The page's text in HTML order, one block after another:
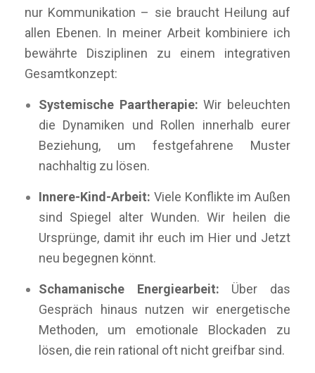
nur Kommunikation – sie braucht Heilung auf
allen Ebenen. In meiner Arbeit kombiniere ich
bewährte Disziplinen zu einem integrativen
Gesamtkonzept:
Systemische Paartherapie: Wir beleuchten
die Dynamiken und Rollen innerhalb eurer
Beziehung, um festgefahrene Muster
nachhaltig zu lösen.
Innere-Kind-Arbeit: Viele Konflikte im Außen
sind Spiegel alter Wunden. Wir heilen die
Ursprünge, damit ihr euch im Hier und Jetzt
neu begegnen könnt.
Schamanische Energiearbeit: Über das
Gespräch hinaus nutzen wir energetische
Methoden, um emotionale Blockaden zu
lösen, die rein rational oft nicht greifbar sind.